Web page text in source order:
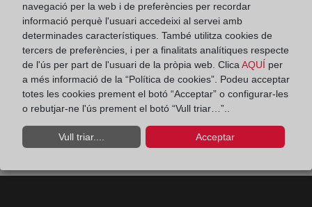
¿Cuál es el contenido de una nota simple
o una certificación?
¿Cómo se inscribe una cancelación de
hipoteca?
navegació per la web i de preferències per recordar
informació perquè l'usuari accedeixi al servei amb
determinades característiques. També utilitza cookies de
tercers de preferències, i per a finalitats analítiques respecte
de l'ús per part de l'usuari de la pròpia web. ClicaAQUÍ per
a més informació de la “Política de cookies”. Podeu acceptar
totes les cookies prement el botó “Acceptar” o configurar-les
o rebutjar-ne l'ús prement el botó “Vull triar…”..
Vull triar.... Acceptar